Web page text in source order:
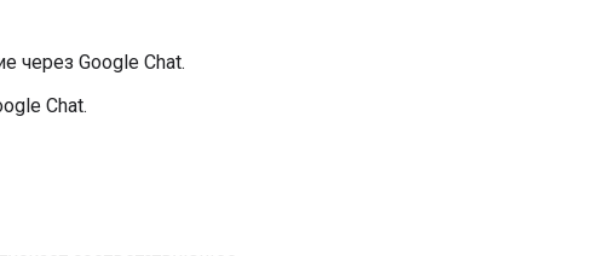
через Google Chat.
Chat.